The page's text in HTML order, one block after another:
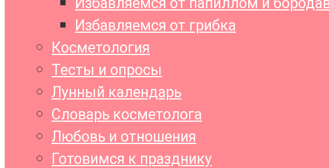
Избавляемся от грибка
Косметология
Тесты и опросы
Лунный календарь
Словарь косметолога
Любовь и отношения
Готовимся к празднику